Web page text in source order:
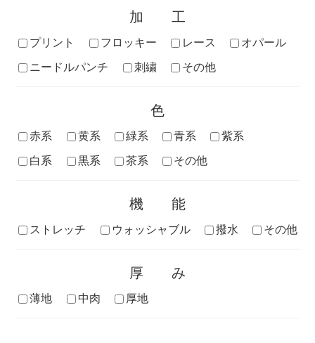
加工
プリント フロッキー レース
オパール
ニードルパンチ
刺繍 その他
色
赤系 黄系 緑系 青系
紫系
白系
黒系 茶系 その他
機能
ストレッチ ウォッシャブル 撥水 その他
厚み
薄地 中肉 厚地